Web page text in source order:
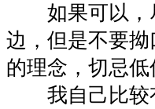
如果可以，
边，但是不要
的理念，切忌
我自己比较有